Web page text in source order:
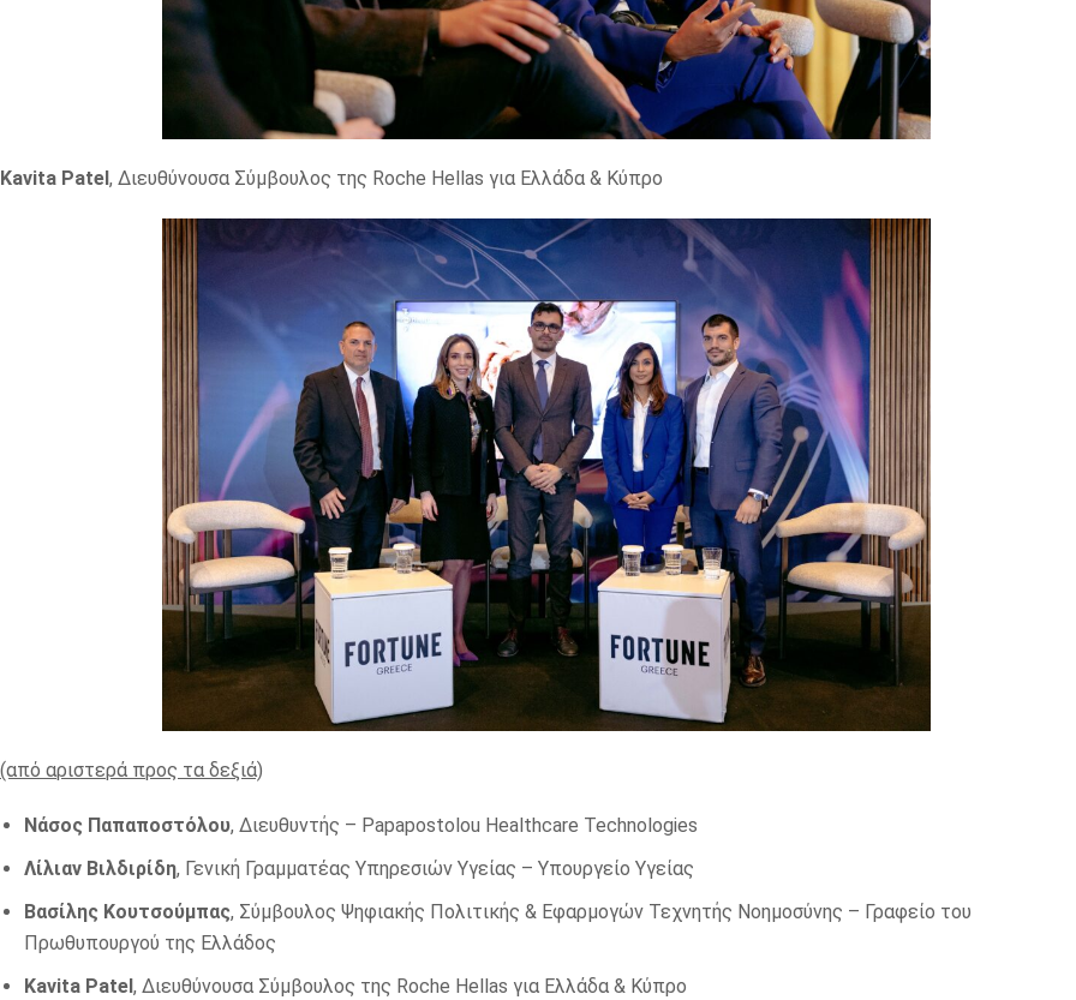
Kavita Patel, Διευθύνουσα Σύμβουλος της Roche Hellas για Ελλάδα & Κύπρο
(από αριστερά προς τα δεξιά)
Νάσος Παπαποστόλου, Διευθυντής – Papapostolou Healthcare Technologies
Λίλιαν Βιλδιρίδη, Γενική Γραμματέας Υπηρεσιών Υγείας – Υπουργείο Υγείας
Βασίλης Κουτσούμπας, Σύμβουλος Ψηφιακής Πολιτικής & Εφαρμογών Τεχνητής Νοημοσύνης – Γραφείο του
Πρωθυπουργού της Ελλάδος
Kavita Patel, Διευθύνουσα Σύμβουλος της Roche Hellas για Ελλάδα & Κύπρο